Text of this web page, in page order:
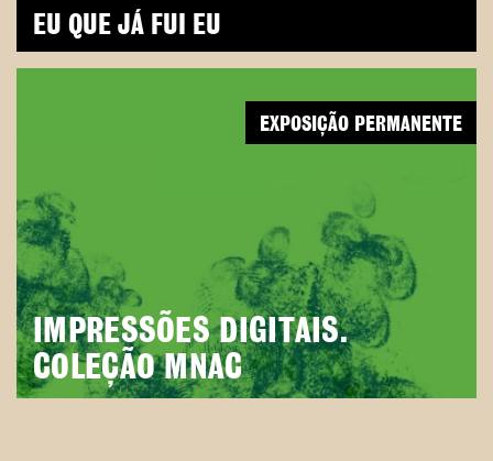
EU QUE JÁ FUI EU
IMPRESSÕES DIGITAIS.
COLEÇÃO MNAC
EXPOSIÇÃO PERMANENTE